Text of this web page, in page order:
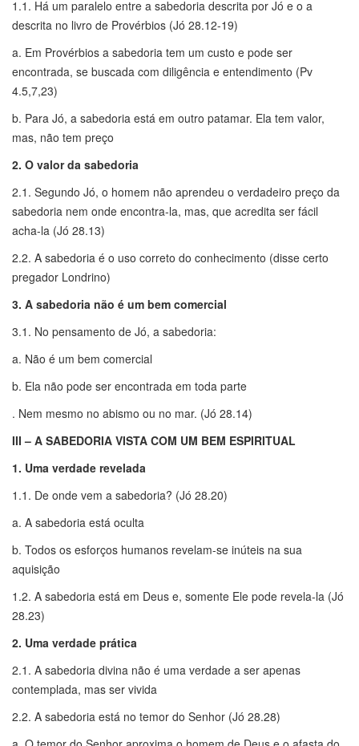
1.1. Há um paralelo entre a sabedoria descrita por Jó e o a
descrita no livro de Provérbios (Jó 28.12-19)
a. Em Provérbios a sabedoria tem um custo e pode ser
encontrada, se buscada com diligência e entendimento (Pv
4.5,7,23)
b. Para Jó, a sabedoria está em outro patamar. Ela tem valor,
mas, não tem preço
2. O valor da sabedoria
2.1. Segundo Jó, o homem não aprendeu o verdadeiro preço da
sabedoria nem onde encontra-la, mas, que acredita ser fácil
acha-la (Jó 28.13)
2.2. A sabedoria é o uso correto do conhecimento (disse certo
pregador Londrino)
3. A sabedoria não é um bem comercial
3.1. No pensamento de Jó, a sabedoria:
a. Não é um bem comercial
b. Ela não pode ser encontrada em toda parte
. Nem mesmo no abismo ou no mar. (Jó 28.14)
III – A SABEDORIA VISTA COM UM BEM ESPIRITUAL
1. Uma verdade revelada
1.1. De onde vem a sabedoria? (Jó 28.20)
a. A sabedoria está oculta
b. Todos os esforços humanos revelam-se inúteis na sua
aquisição
1.2. A sabedoria está em Deus e, somente Ele pode revela-la (Jó
28.23)
2. Uma verdade prática
2.1. A sabedoria divina não é uma verdade a ser apenas
contemplada, mas ser vivida
2.2. A sabedoria está no temor do Senhor (Jó 28.28)